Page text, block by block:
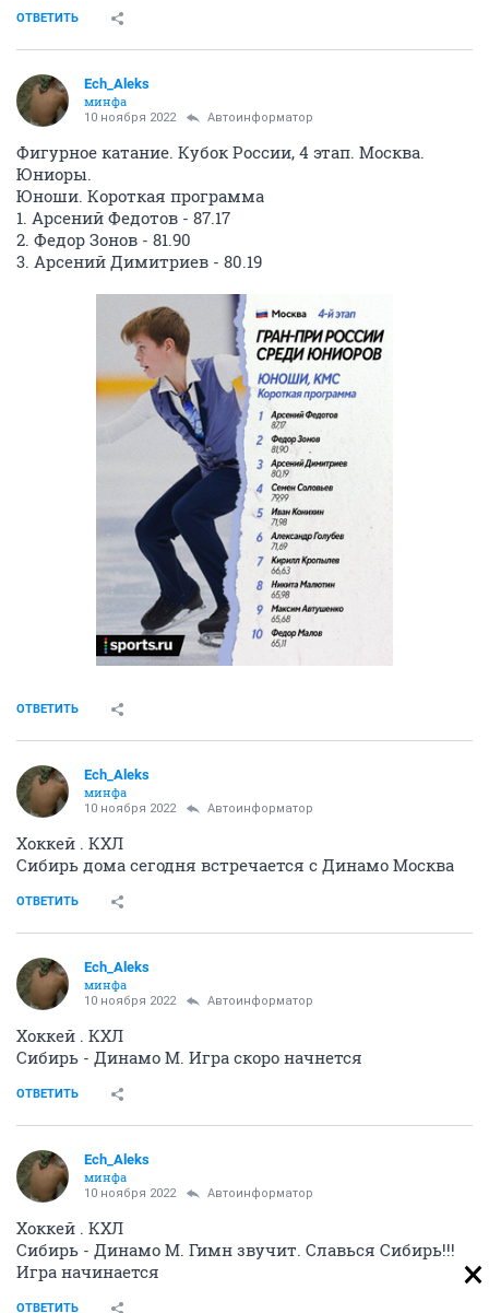
ОТВЕТИТЬ
Ech_Aleks
минфа
10 ноября 2022 Автоинформатор
Фигурное катание. Кубок России, 4 этап. Москва.
Юниоры.
Юноши. Короткая программа
1. Арсений Федотов - 87.17
2. Федор Зонов - 81.90
3. Арсений Димитриев - 80.19
ОТВЕТИТЬ
Ech_Aleks
минфа
10 ноября 2022 Автоинформатор
Хоккей . КХЛ
Сибирь дома сегодня встречается с Динамо Москва
ОТВЕТИТЬ
Ech_Aleks
минфа
10 ноября 2022 Автоинформатор
Хоккей . КХЛ
Сибирь - Динамо М. Игра скоро начнется
ОТВЕТИТЬ
Ech_Aleks
минфа
10 ноября 2022 Автоинформатор
Хоккей . КХЛ
Сибирь - Динамо М. Гимн звучит. Славься Сибирь!!!
Игра начинается
ОТВЕТИТЬ